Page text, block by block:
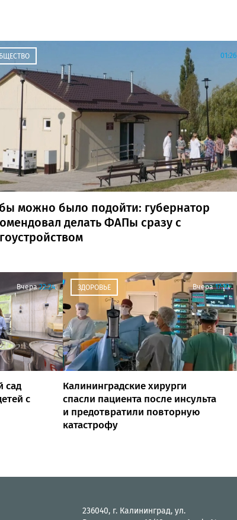
01:26
можно было подойти: губернатор
делать ФАПы сразу с
Вчера 22:24
сад
с
ЗДОРОВЬЕ Вчера 17:12
Калининградские хирурги
спасли пациента после инсульта
и предотвратили повторную
катастрофу
236040, г. Калининград, ул.